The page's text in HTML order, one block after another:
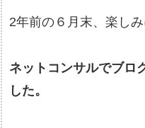
2年前の６月末、楽し
ネットコンサルでブロ
した。